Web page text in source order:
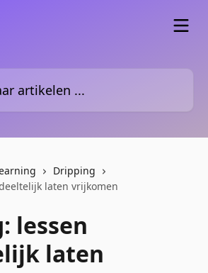
...
Dripping
laten vrijkomen
lessen
laten